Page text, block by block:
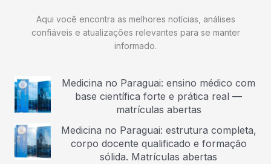
Aqui você encontra as melhores notícias, análises
confiáveis e atualizações relevantes para se manter
informado.
Medicina no Paraguai: ensino médico com
base científica forte e prática real —
matrículas abertas
Medicina no Paraguai: estrutura completa,
corpo docente qualificado e formação
sólida. Matrículas abertas